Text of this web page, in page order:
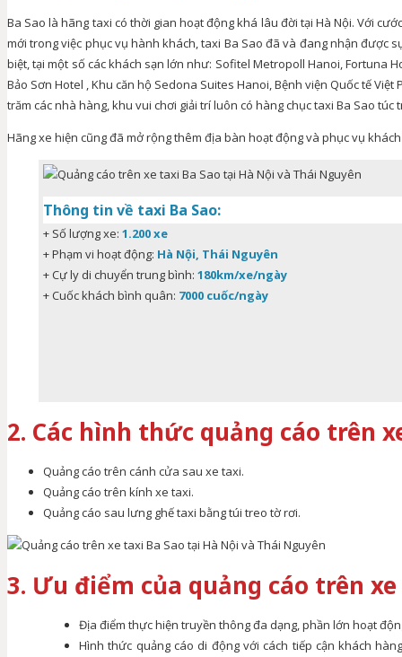
Ba Sao là hãng taxi có thời gian hoạt động khá lâu đời tại Hà Nội. Với
mới trong việc phục vụ hành khách, taxi Ba Sao đã và đang nhận được
biệt, tại một số các khách sạn lớn như: Sofitel Metropoll Hanoi, Fortuna
Bảo Sơn Hotel , Khu căn hộ Sedona Suites Hanoi, Bệnh viện Quốc tế
trăm các nhà hàng, khu vui chơi giải trí luôn có hàng chục taxi Ba Sao
Hãng xe hiện cũng đã mở rộng thêm địa bàn hoạt động và phục vụ
Thông tin về taxi Ba Sao:
+ Số lượng xe: 1.200 xe
+ Phạm vi hoạt động: Hà Nội, Thái Nguyên
+ Cự ly di chuyển trung bình: 180km/xe/ngày
+ Cuốc khách bình quân: 7000 cuốc/ngày
2. Các hình thức quảng cáo trên
Quảng cáo trên cánh cửa sau xe taxi.
Quảng cáo trên kính xe taxi.
Quảng cáo sau lưng ghế taxi bằng túi treo tờ rơi.
3. Ưu điểm của quảng cáo trên
Địa điểm thực hiện truyền thông đa dạng, phần lớn hoạt
Hình thức quảng cáo di động với cách tiếp cận khách